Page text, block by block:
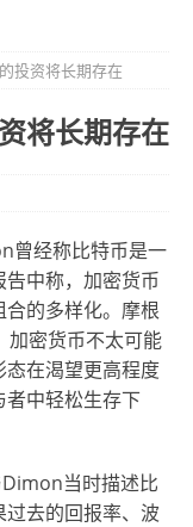
投资将长期存在
将长期存在
曾经称比特币是一
中称，加密货币
的多样化。摩根
加密货币不太可能
在渴望更高程度
中轻松生存下
当时描述比
去的回报率、波